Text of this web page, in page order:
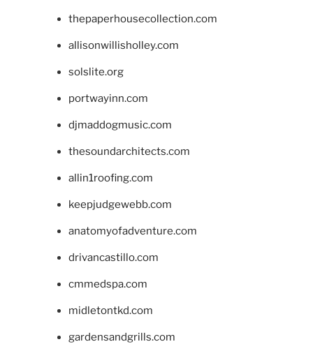
thepaperhousecollection.com
allisonwillisholley.com
solslite.org
portwayinn.com
djmaddogmusic.com
thesoundarchitects.com
allin1roofing.com
keepjudgewebb.com
anatomyofadventure.com
drivancastillo.com
cmmedspa.com
midletontkd.com
gardensandgrills.com